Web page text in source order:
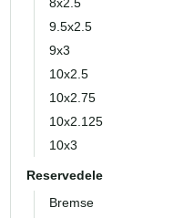
9.5x2.5
9x3
10x2.5
10x2.75
10x2.125
10x3
Reservedele
Bremse